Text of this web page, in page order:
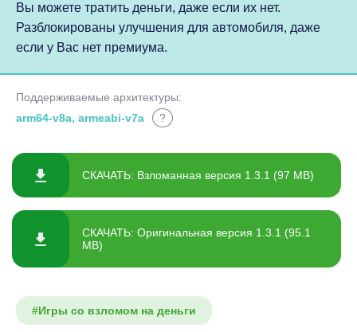
Вы можете тратить деньги, даже если их нет.
Разблокированы улучшения для автомобиля, даже
если у Вас нет премиума.
Поддерживаемые архитектуры:
arm64-v8a, armeabi-v7a
?
СКАЧАТЬ: Взломанная версия 1.3.1 (97 MB)
СКАЧАТЬ: Оригинальная версия 1.3.1 (95.1
MB)
#Игры со взломом на деньги